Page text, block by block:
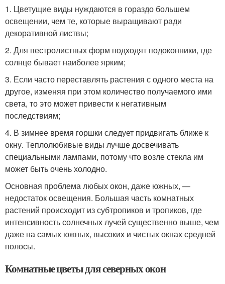
1. Цветущие виды нуждаются в гораздо большем
освещении, чем те, которые выращивают ради
декоративной листвы;
2. Для пестролистных форм подходят подоконники, где
солнце бывает наиболее ярким;
3. Если часто переставлять растения с одного места на
другое, изменяя при этом количество получаемого ими
света, то это может привести к негативным
последствиям;
4. В зимнее время горшки следует придвигать ближе к
окну. Теплолюбивые виды лучше досвечивать
специальными лампами, потому что возле стекла им
может быть очень холодно.
Основная проблема любых окон, даже южных, —
недостаток освещения. Большая часть комнатных
растений происходит из субтропиков и тропиков, где
интенсивность солнечных лучей существенно выше, чем
даже на самых южных, высоких и чистых окнах средней
полосы.
Комнатные цветы для северных окон